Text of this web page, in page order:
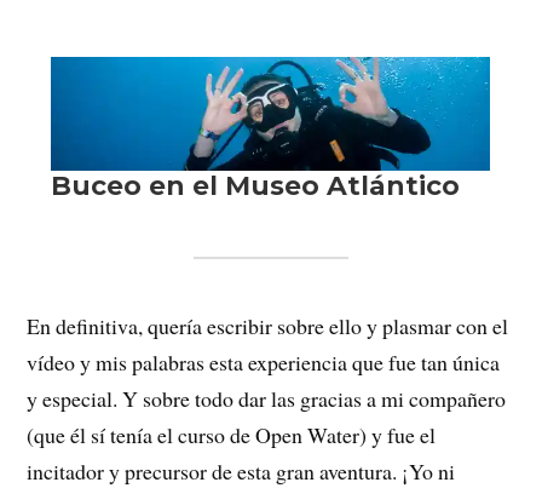
En definitiva, quería escribir sobre ello y plasmar con el
vídeo y mis palabras esta experiencia que fue tan única
y especial. Y sobre todo dar las gracias a mi compañero
(que él sí tenía el curso de Open Water) y fue el
incitador y precursor de esta gran aventura. ¡Yo ni